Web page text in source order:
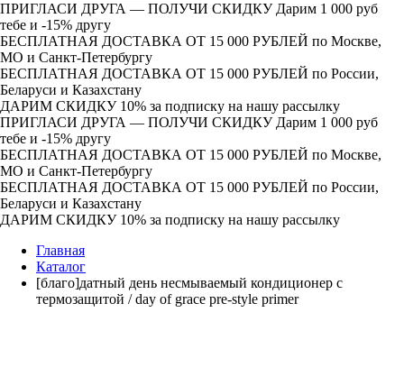
ПРИГЛАСИ ДРУГА — ПОЛУЧИ СКИДКУ Дарим 1 000 руб
тебе и -15% другу
БЕСПЛАТНАЯ ДОСТАВКА ОТ 15 000 РУБЛЕЙ по Москве,
МО и Санкт-Петербургу
БЕСПЛАТНАЯ ДОСТАВКА ОТ 15 000 РУБЛЕЙ по России,
Беларуси и Казахстану
ДАРИМ СКИДКУ 10% за подписку на нашу рассылку
ПРИГЛАСИ ДРУГА — ПОЛУЧИ СКИДКУ Дарим 1 000 руб
тебе и -15% другу
БЕСПЛАТНАЯ ДОСТАВКА ОТ 15 000 РУБЛЕЙ по Москве,
МО и Санкт-Петербургу
БЕСПЛАТНАЯ ДОСТАВКА ОТ 15 000 РУБЛЕЙ по России,
Беларуси и Казахстану
ДАРИМ СКИДКУ 10% за подписку на нашу рассылку
Главная
Каталог
[благо]датный день несмываемый кондиционер с
термозащитой / day of grace pre-style primer